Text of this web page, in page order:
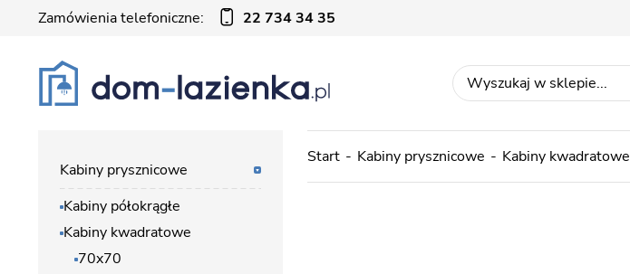
Zamówienia telefoniczne: 22 734 34 35
Start Kabiny prysznicowe Kabiny kwadratowe
Kabiny prysznicowe
Kabiny półokrągłe
Kabiny kwadratowe
70x70